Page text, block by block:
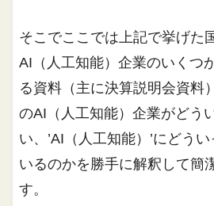
そこでここでは上記で挙げた
AI（人工知能）企業のいくつ
る資料（主に決算説明会資料
のAI（人工知能）企業がどう
い、’AI（人工知能）’にどう
いるのかを勝手に解釈して簡
す。